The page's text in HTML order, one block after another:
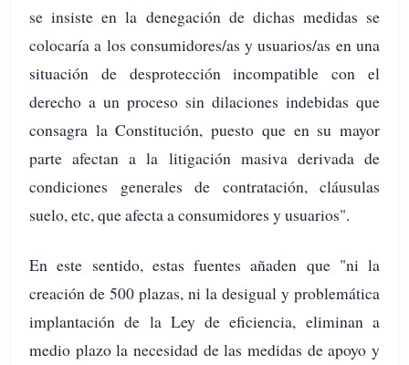
se insiste en la denegación de dichas medidas se
colocaría a los consumidores/as y usuarios/as en una
situación de desprotección incompatible con el
derecho a un proceso sin dilaciones indebidas que
consagra la Constitución, puesto que en su mayor
parte afectan a la litigación masiva derivada de
condiciones generales de contratación, cláusulas
suelo, etc, que afecta a consumidores y usuarios".
En este sentido, estas fuentes añaden que "ni la
creación de 500 plazas, ni la desigual y problemática
implantación de la Ley de eficiencia, eliminan a
medio plazo la necesidad de las medidas de apoyo y